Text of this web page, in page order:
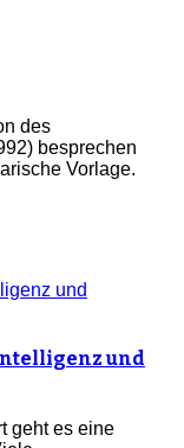
des
besprechen
Vorlage.
und
geht es eine